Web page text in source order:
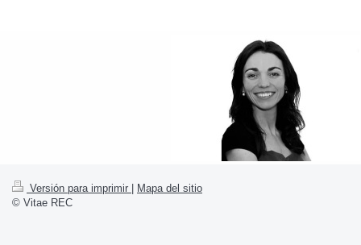
Versión para imprimir
Mapa del sitio
© Vitae REC